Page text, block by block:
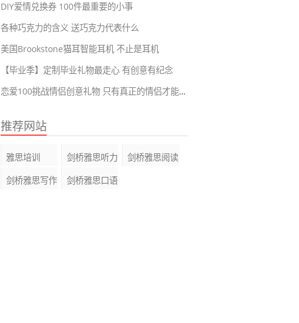
DIY爱情兑换券 100件最重要的小事
各种巧克力的含义 送巧克力代表什么
美国Brookstone猫耳智能耳机 不止是耳机
【毕业季】定制毕业礼物最走心 有创意有纪念
恋爱100挑战情侣创意礼物 只有真正的情侣才能完成的挑战
推荐网站
雅思培训 剑桥雅思听力
剑桥雅思阅读
剑桥雅思写作
剑桥雅思口语